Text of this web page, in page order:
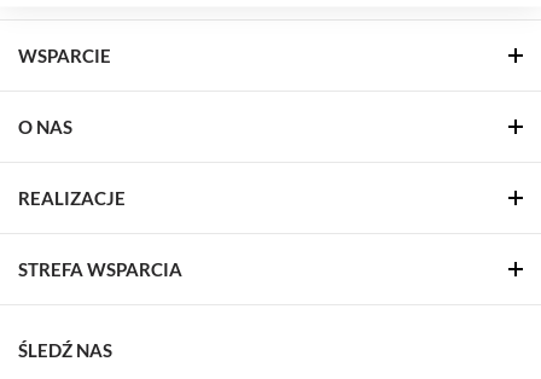
WSPARCIE
O NAS
REALIZACJE
STREFA WSPARCIA
ŚLEDŹ NAS